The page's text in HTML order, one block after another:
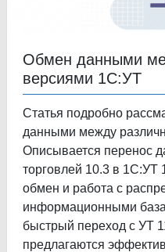
Обмен данными
версиями 1С:УТ
Статья подробно
данными между
Описывается перенос
торговлей 10.3 в 1С:УТ
обмен и работа с
информационными
быстрый переход с УТ
предлагаются